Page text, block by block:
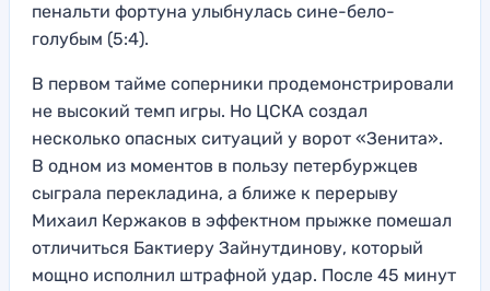
пенальти фортуна улыбнулась сине-бело-
голубым (5:4).
В первом тайме соперники продемонстрировали
не высокий темп игры. Но ЦСКА создал
несколько опасных ситуаций у ворот «Зенита».
В одном из моментов в пользу петербуржцев
сыграла перекладина, а ближе к перерыву
Михаил Кержаков в эффектном прыжке помешал
отличиться Бактиеру Зайнутдинову, который
мощно исполнил штрафной удар. После 45 минут